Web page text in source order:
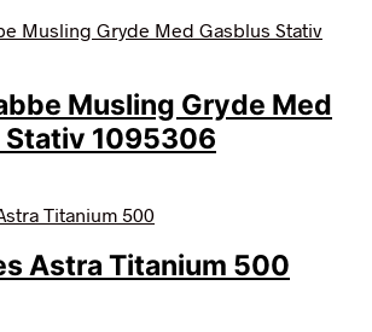
Musling Gryde Med
Stativ 1095306
Astra Titanium 500